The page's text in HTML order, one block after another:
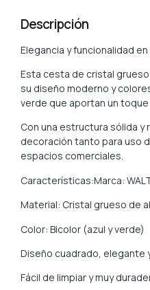
Descripción
Elegancia y funcionalidad en
Esta cesta de cristal
su diseño moderno y
verde que aportan un
Con una estructura sólida
decoración tanto para uso
espacios comerciales.
Características:Marca:
Material: Cristal grueso de
Color: Bicolor (azul y verde)
Diseño cuadrado, elegante
Fácil de limpiar y muy